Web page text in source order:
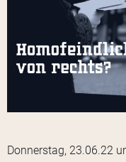
Donnerstag, 23.06.22